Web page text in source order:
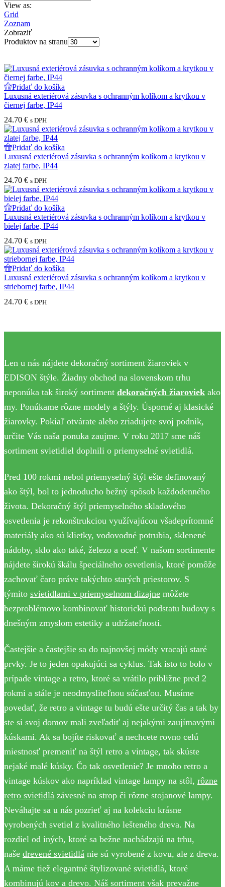
View as:
Grid
Zoznam
Zobraziť
Produktov na stranu
Pridať do košíka
Luxusná exteriérová zásuvka s ochranným kolíkom a krytkou v
čiernej farbe, IP44
24.70 € s DPH
Pridať do košíka
Luxusná exteriérová zásuvka s ochranným kolíkom a krytkou v
zlatej farbe, IP44
24.70 € s DPH
Pridať do košíka
Luxusná exteriérová zásuvka s ochranným kolíkom a krytkou v
bielej farbe, IP44
24.70 € s DPH
Pridať do košíka
Luxusná exteriérová zásuvka s ochranným kolíkom a krytkou v
striebornej farbe, IP44
24.70 € s DPH
Len u nás nájdete dekoračný sortiment žiaroviek v
EDISON štýle. Žiadny obchod na slovenskom trhu
neponúka tak široký sortiment dekoračných žiaroviek ako
my. Ponúkame rôzne modely a štýly. Úsporné aj klasické
žiarovky. Pokiaľ otvárate alebo zriadujete svoj podnik,
určite Vás naša ponuka zaujme. V roku 2017 sme náš
sortiment svietidiel doplnili o priemyselné svietidlá.
Pred 100 rokmi nebol priemyselný štýl ešte definovaný
ako štýl, bol to jednoducho bežný spôsob každodenného
života. Dekoračný štýl priemyselného skladového
osvetlenia je rekonštrukciou využívajúcou všadeprítomné
materiály ako sú klietky, vodovodné potrubia, sklenené
nádoby, sklo ako také, železo a oceľ. V našom sortimente
nájdete širokú škálu špeciálneho osvetlenia, ktoré pomôže
zachovať čaro práve takýchto starých priestorov. S
týmito svietidlami v priemyselnom dizajne môžete
bezproblémovo kombinovať historickú podstatu budovy s
dnešným zmyslom estetiky a udržateľnosti.
Častejšie a častejšie sa do najnovšej módy vracajú staré
prvky. Je to jeden opakujúci sa cyklus. Tak isto to bolo v
prípade vintage a retro, ktoré sa vrátilo približne pred 2
rokmi a stále je neodmysliteľnou súčasťou. Musíme
povedať, že retro a vintage tu budú ešte určitý čas a tak by
ste si svoj domov mali zveľadiť aj nejakými zaujímavými
kúskami. Ak sa bojíte riskovať a nechcete rovno celú
miestnosť premeniť na štýl retro a vintage, tak skúste
nejaké malé kúsky. Čo tak osvetlenie? Je mnoho retro a
vintage kúskov ako napríklad vintage lampy na stôl, rôzne
retro svietidlá závesné na strop či rôzne stojanové lampy.
Neváhajte sa u nás pozrieť aj na kolekciu krásne
vyrobených svetiel z kvalitného lešteného dreva. Na
rozdiel od iných, ktoré sa bežne nachádzajú na trhu,
naše drevené svietidlá nie sú vyrobené z kovu, ale z dreva.
A máme tiež elegantné štylizované svietidlá, ktoré
kombinujú kov a drevo. Náš sortiment však prevažne